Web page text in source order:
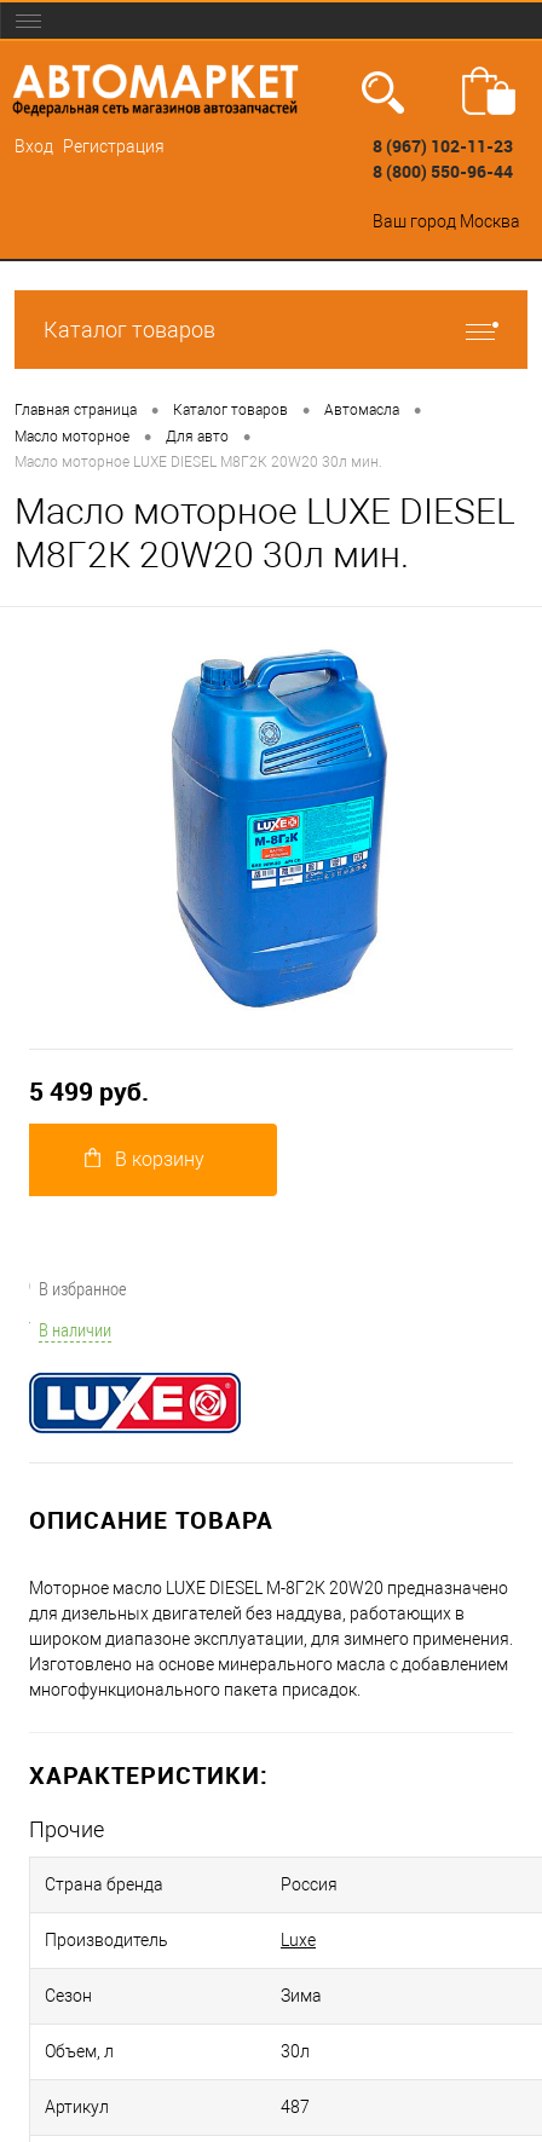
Вход Регистрация
8 (967) 102-11-23
8 (800) 550-96-44
Ваш город Москва
Каталог товаров
Главная страница • Каталог товаров • Автомасла •
Масло моторное • Для авто •
Масло моторное LUXE DIESEL М8Г2К 20W20 30л мин.
Масло моторное LUXE DIESEL
М8Г2К 20W20 30л мин.
5 499 руб.
В корзину
В избранное
В наличии
ОПИСАНИЕ ТОВАРА
Моторное масло LUXЕ DIESEL М-8Г2К 20W20 предназначено
для дизельных двигателей без наддува, работающих в
широком диапазоне эксплуатации, для зимнего применения.
Изготовлено на основе минерального масла с добавлением
многофункционального пакета присадок.
ХАРАКТЕРИСТИКИ:
Прочие
Страна бренда Россия
Производитель Luxe
Сезон Зима
Объем, л 30л
Артикул 487